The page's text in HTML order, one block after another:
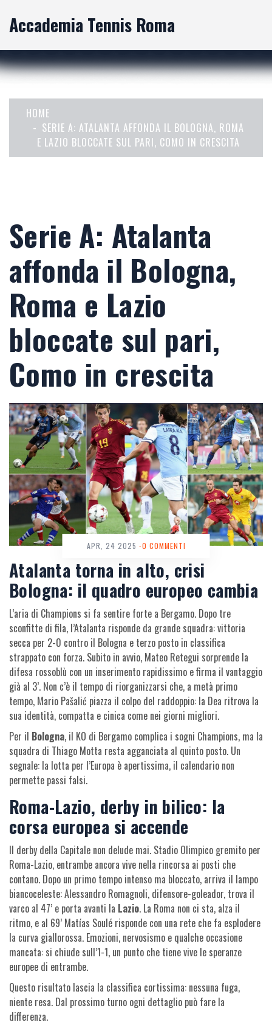
Accademia Tennis Roma
HOME
SERIE A: ATALANTA AFFONDA IL BOLOGNA, ROMA
E LAZIO BLOCCATE SUL PARI, COMO IN CRESCITA
Serie A: Atalanta
affonda il Bologna,
Roma e Lazio
bloccate sul pari,
Como in crescita
APR, 24 2025 -0 COMMENTI
Atalanta torna in alto, crisi
Bologna: il quadro europeo cambia
L’aria di Champions si fa sentire forte a Bergamo. Dopo tre
sconfitte di fila, l’Atalanta risponde da grande squadra: vittoria
secca per 2-0 contro il Bologna e terzo posto in classifica
strappato con forza. Subito in avvio, Mateo Retegui sorprende la
difesa rossoblù con un inserimento rapidissimo e firma il vantaggio
già al 3’. Non c’è il tempo di riorganizzarsi che, a metà primo
tempo, Mario Pašalić piazza il colpo del raddoppio: la Dea ritrova la
sua identità, compatta e cinica come nei giorni migliori.
Per il Bologna, il KO di Bergamo complica i sogni Champions, ma la
squadra di Thiago Motta resta agganciata al quinto posto. Un
segnale: la lotta per l’Europa è apertissima, il calendario non
permette passi falsi.
Roma-Lazio, derby in bilico: la
corsa europea si accende
Il derby della Capitale non delude mai. Stadio Olimpico gremito per
Roma-Lazio, entrambe ancora vive nella rincorsa ai posti che
contano. Dopo un primo tempo intenso ma bloccato, arriva il lampo
biancoceleste: Alessandro Romagnoli, difensore-goleador, trova il
varco al 47’ e porta avanti la Lazio. La Roma non ci sta, alza il
ritmo, e al 69’ Matías Soulé risponde con una rete che fa esplodere
la curva giallorossa. Emozioni, nervosismo e qualche occasione
mancata: si chiude sull’1-1, un punto che tiene vive le speranze
europee di entrambe.
Questo risultato lascia la classifica cortissima: nessuna fuga,
niente resa. Dal prossimo turno ogni dettaglio può fare la
differenza.